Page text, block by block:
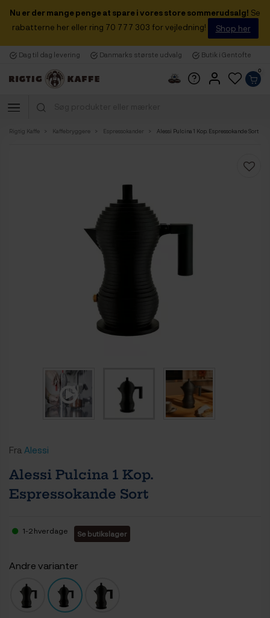
Nu er der mange penge at spare i vores store sommerudsalg! Se
rabatterne her eller ring 70 777 303 for vejledning!
Shop her
Dag til dag levering Danmarks største udvalg Butik i Gentofte
0
Rigtig Kaffe Kaffebryggere Espressokander Alessi Pulcina 1 Kop. Espressokande Sort
Fra Alessi
Alessi Pulcina 1 Kop.
Espressokande Sort
1-2 hverdage Se butikslager
Andre varianter